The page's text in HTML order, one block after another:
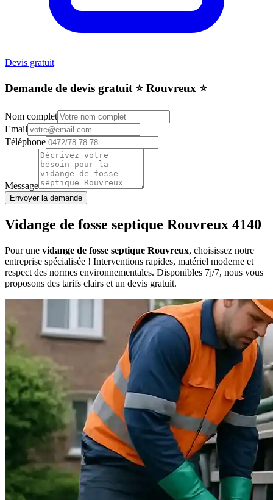
Devis gratuit
Demande de devis gratuit ⭐️ Rouvreux ⭐️
Nom complet
Email
Téléphone
Message
Envoyer la demande
Vidange de fosse septique Rouvreux 4140
Pour une vidange de fosse septique Rouvreux, choisissez notre
entreprise spécialisée ! Interventions rapides, matériel moderne et
respect des normes environnementales. Disponibles 7j/7, nous vous
proposons des tarifs clairs et un devis gratuit.